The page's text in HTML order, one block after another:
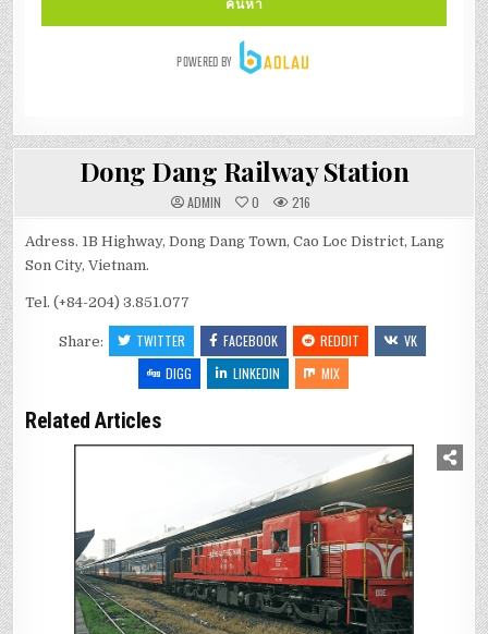
Dong Dang Railway Station
ADMIN 0 216
Adress. 1B Highway, Dong Dang Town, Cao Loc District, Lang
Son City, Vietnam.
Tel. (+84-204) 3.851.077
Share: TWITTER FACEBOOK REDDIT
VK
DIGG
LINKEDIN MIX
Related Articles